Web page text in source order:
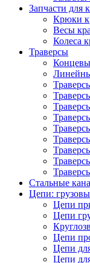
Запчасти для
Крюки
Весы
Колеса
Траверсы
Стальные
Цепи:
Цепи
Цепи
Цепи
Цепи
Цепи